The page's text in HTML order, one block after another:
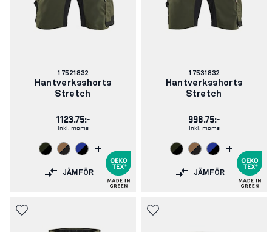
Artikelnummer:
17521832
Hantverksshorts
Stretch
1123.75:-
Inkl. moms
+
JÄMFÖR
Artikelnummer:
17531832
Hantverksshorts
Stretch
998.75:-
Inkl. moms
+
JÄMFÖR